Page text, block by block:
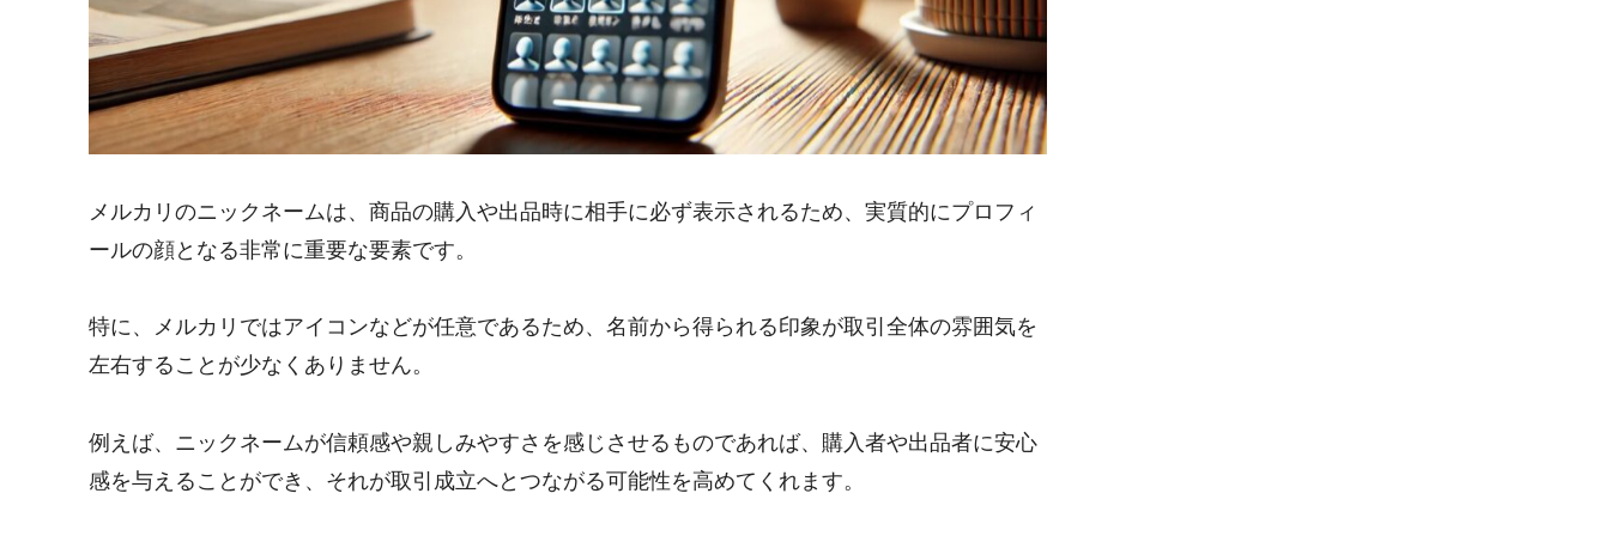
メルカリのニックネームは、商品の購入や出品時に相手に必ず表示されるため、実質的にプロフィ
ールの顔となる非常に重要な要素です。
特に、メルカリではアイコンなどが任意であるため、名前から得られる印象が取引全体の雰囲気を
左右することが少なくありません。
例えば、ニックネームが信頼感や親しみやすさを感じさせるものであれば、購入者や出品者に安心
感を与えることができ、それが取引成立へとつながる可能性を高めてくれます。